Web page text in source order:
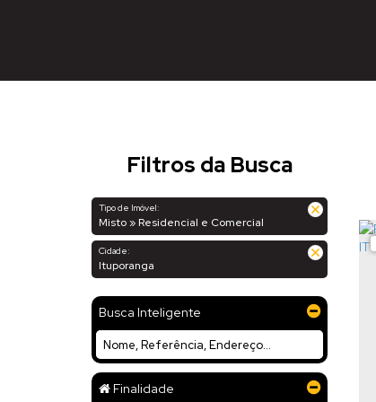
Filtros da Busca
Tipo de Imóvel:
Misto » Residencial e Comercial
Cidade:
Ituporanga
Busca Inteligente
Finalidade